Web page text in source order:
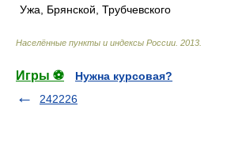
Ужа, Брянской, Трубчевского
Населённые пункты и индексы России 2013
Игры ⚽
Нужна курсовая?
242226